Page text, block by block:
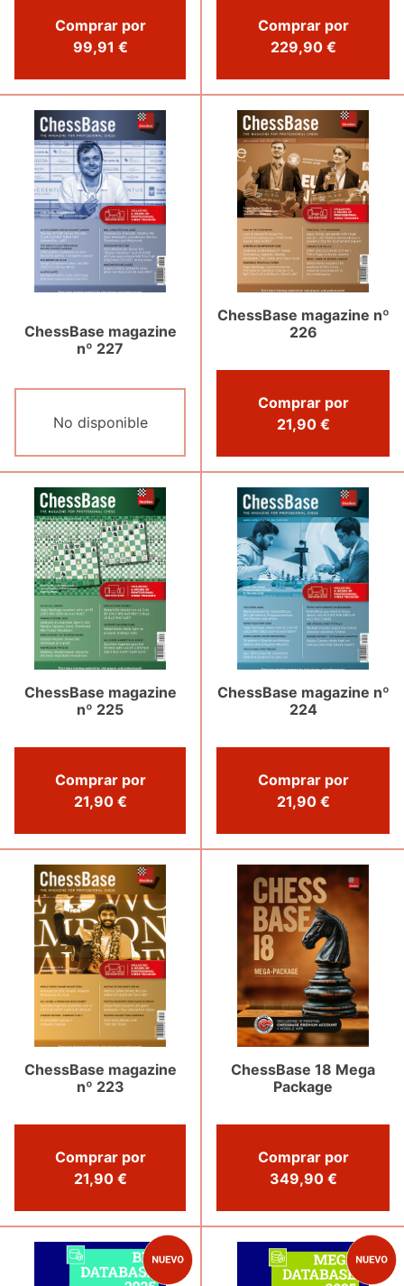
Comprar por
99,91 €
Comprar por
229,90 €
ChessBase magazine
nº 227
No disponible
ChessBase magazine nº
226
Comprar por
21,90 €
ChessBase magazine
nº 225
Comprar por
21,90 €
ChessBase magazine nº
224
Comprar por
21,90 €
ChessBase magazine
nº 223
Comprar por
21,90 €
ChessBase 18 Mega
Package
Comprar por
349,90 €